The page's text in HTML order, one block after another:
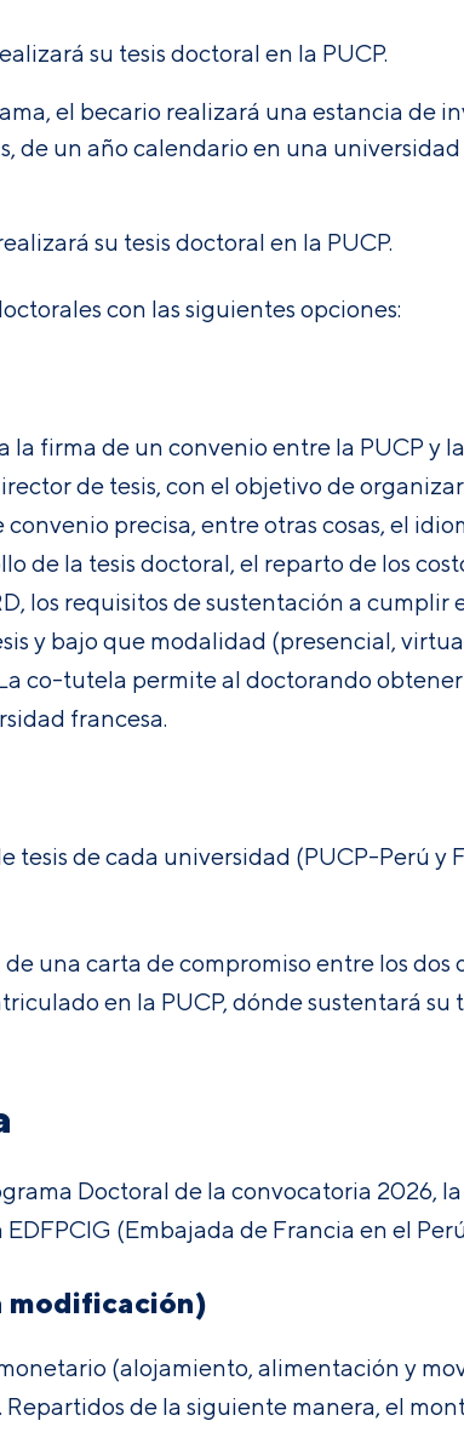
su tesis doctoral en la PUCP.
el becario realizará una estancia de
de un año calendario en una
su tesis doctoral en la PUCP.
con las siguientes opciones:
firma de un convenio entre la PUCP y
de tesis, con el objetivo de
precisa, entre otras cosas, el
de la tesis doctoral, el reparto de los
los requisitos de sustentación a cumplir
y bajo que modalidad (presencial,
co-tutela permite al doctorando
francesa.
tesis de cada universidad (PUCP-Perú y
una carta de compromiso entre los
en la PUCP, dónde sustentará su
Doctoral de la convocatoria 2026,
(Embajada de Francia en el
modificación)
(alojamiento, alimentación y
de la siguiente manera, el